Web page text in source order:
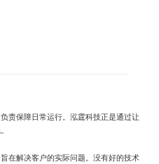
责保障日常运行。泓霆科技正是通过让
在解决客户的实际问题。没有好的技术